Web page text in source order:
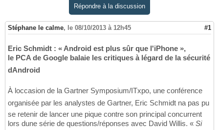
Répondre à la discussion
Stéphane le calme, le 08/10/2013 à 12h45 #1
Eric Schmidt : « Android est plus sûr que l'iPhone »,
le PCA de Google balaie les critiques à légard de la sécurité
dAndroid
À loccasion de la Gartner Symposium/ITxpo, une conférence
organisée par les analystes de Gartner, Eric Schmidt na pas pu
se retenir de lancer une pique contre son principal concurrent
lors dune série de questions/réponses avec David Willis. « Si